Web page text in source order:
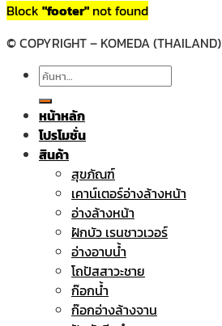
Block "footer" not found
© COPYRIGHT – KOMEDA (THAILAND)
ค้นหา:
หน้าหลัก
โปรโมชั่น
สินค้า
สุขภัณฑ์
เคาน์เตอร์อ่างล้างหน้า
อ่างล้างหน้า
ฝักบัว เรนชาวเวอร์
อ่างอาบน้ำ
โถปัสสาวะชาย
ก๊อกน้ำ
ก๊อกอ่างล้างจาน